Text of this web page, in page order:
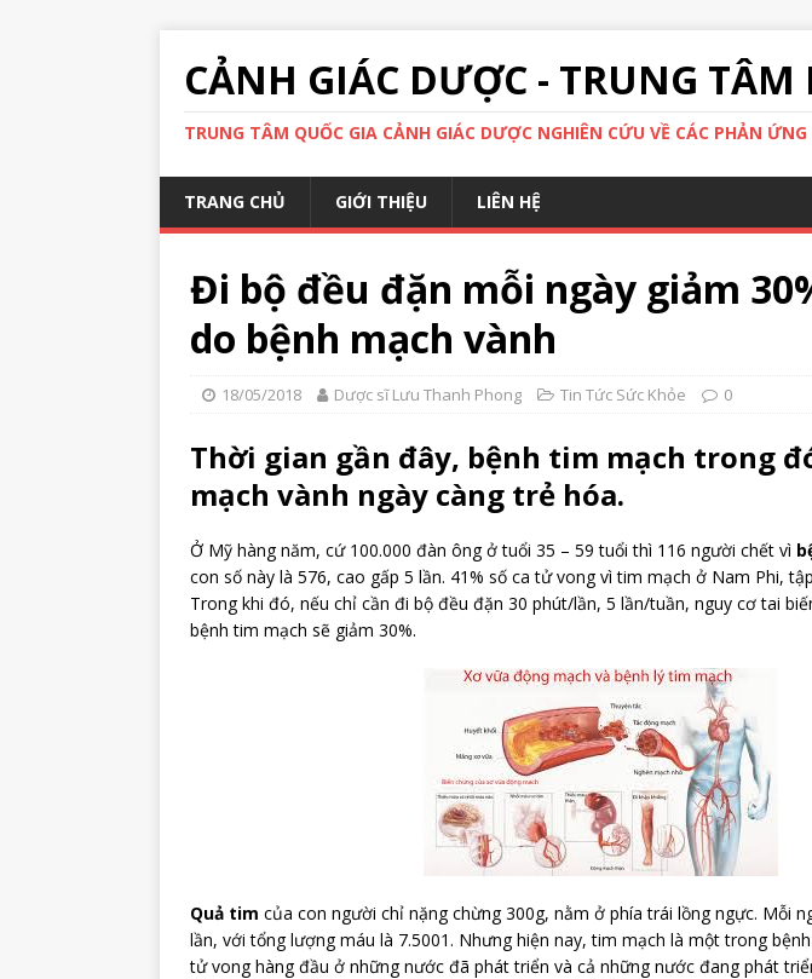
CẢNH GIÁC DƯỢC - TRUNG
TRUNG TÂM QUỐC GIA CẢNH GIÁC DƯỢC NGHIÊN CỨU VỀ CÁC PHẢN
TRANG CHỦ GIỚI THIỆU LIÊN HỆ
Đi bộ đều đặn mỗi ngày giảm
do bệnh mạch vành
18/05/2018 Dược sĩ Lưu Thanh Phong Tin Tức Sức Khỏe 0
Thời gian gần đây, bệnh tim mạch trong
mạch vành ngày càng trẻ hóa.
Ở Mỹ hàng năm, cứ 100.000 đàn ông ở tuổi 35 – 59 tuổi thì 116 người chết vì
con số này là 576, cao gấp 5 lần. 41% số ca tử vong vì tim mạch ở Nam Phi,
Trong khi đó, nếu chỉ cần đi bộ đều đặn 30 phút/lần, 5 lần/tuần, nguy cơ tai
bệnh tim mạch sẽ giảm 30%.
Quả tim của con người chỉ nặng chừng 300g, nằm ở phía trái lồng ngực. Mỗi
lần, với tổng lượng máu là 7.5001. Nhưng hiện nay, tim mạch là một trong
tử vong hàng đầu ở những nước đã phát triển và cả những nước đang phát